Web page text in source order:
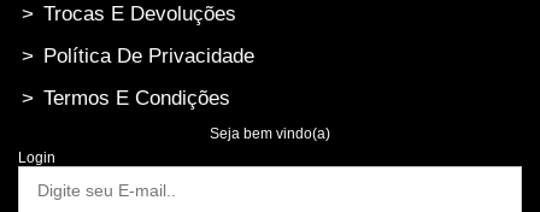
> Trocas E Devoluções
> Política De Privacidade
> Termos E Condições
Seja bem vindo(a)
Login